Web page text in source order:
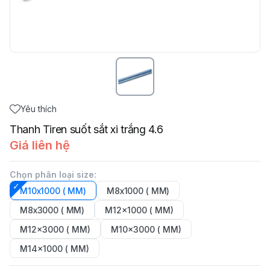
Yêu thích
Thanh Tiren suốt sắt xi trắng 4.6
Giá liên hệ
Chọn phân loại size:
M10x1000 ( MM)
M8x1000 ( MM)
M8x3000 ( MM)
M12x1000 ( MM)
M12x3000 ( MM)
M10x3000 ( MM)
M14x1000 ( MM)